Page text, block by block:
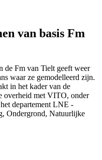
van basis Fm
de Fm van Tielt geeft weer
waar ze gemodelleerd zijn.
in het kader van de
overheid met VITO, onder
departement LNE -
Ondergrond, Natuurlijke